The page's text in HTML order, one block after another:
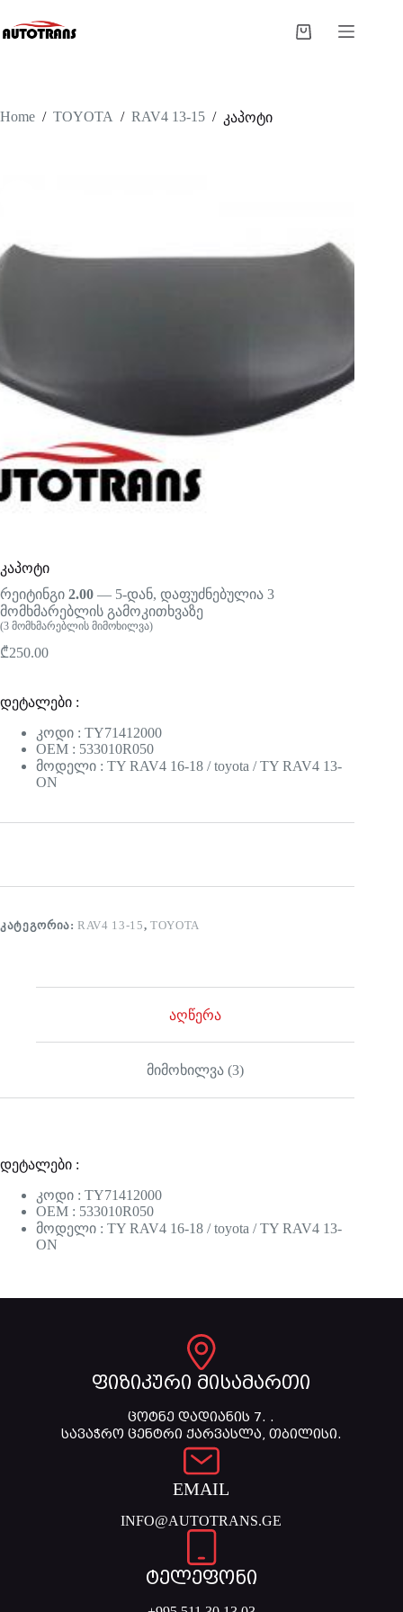
Home / TOYOTA / RAV4 13-15 / კაპოტი
კაპოტი
რეიტინგი 2.00 — 5-დან, დაფუძნებულია 3
მომხმარებლის გამოკითხვაზე
(3 მომხმარებლის მიმოხილვა)
₾250.00
დეტალები :
კოდი : TY71412000
OEM : 533010R050
მოდელი : TY RAV4 16-18 / toyota / TY RAV4 13-
ON
ᲙᲐᲢᲔᲒᲝᲠᲘᲐ:RAV4 13-15, TOYOTA
აღწერა
მიმოხილვა (3)
დეტალები :
კოდი : TY71412000
OEM : 533010R050
მოდელი : TY RAV4 16-18 / toyota / TY RAV4 13-
ON
ფიზიკური მისამართი
ცოტნე დადიანის 7. .
სავაჭრო ცენტრი ქარვასლა, თბილისი.
EMAIL
INFO@AUTOTRANS.GE
ტელეფონი